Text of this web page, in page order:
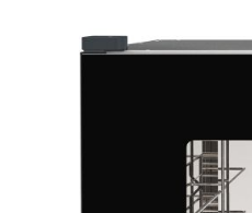
Kochgeräte
Heißluftöfen, Gärschränke